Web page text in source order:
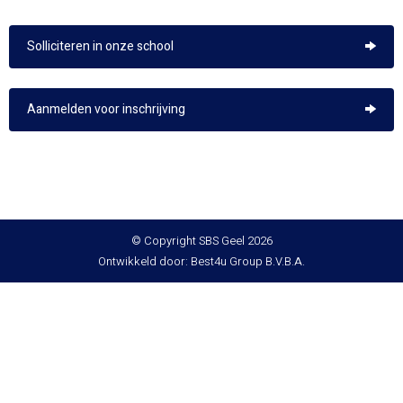
Solliciteren in onze school
Aanmelden voor inschrijving
© Copyright SBS Geel 2026
Ontwikkeld door: Best4u Group B.V.B.A.